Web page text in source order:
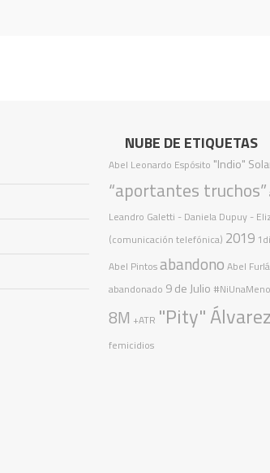
NUBE DE ETIQUETAS
Abel Leonardo Espósito "Indio"
“aportantes truchos”
Leandro Galetti - Daniela Dupuy -
(comunicación telefónica) 2019
Abel Pintosabandono Abel
abandonado 9 de Julio
8M +ATR "Pity" Álvarez
femicidios